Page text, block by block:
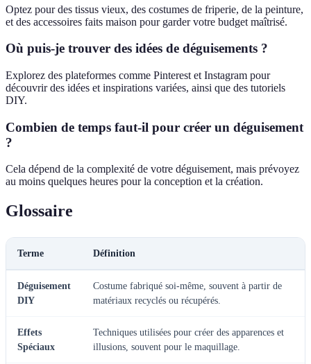
Optez pour des tissus vieux, des costumes de friperie, de la peinture,
et des accessoires faits maison pour garder votre budget maîtrisé.
Où puis-je trouver des idées de déguisements ?
Explorez des plateformes comme Pinterest et Instagram pour
découvrir des idées et inspirations variées, ainsi que des tutoriels
DIY.
Combien de temps faut-il pour créer un déguisement
?
Cela dépend de la complexité de votre déguisement, mais prévoyez
au moins quelques heures pour la conception et la création.
Glossaire
Terme Définition
Déguisement
DIY
Costume fabriqué soi-même, souvent à partir de
matériaux recyclés ou récupérés.
Effets
Spéciaux
Techniques utilisées pour créer des apparences et
illusions, souvent pour le maquillage.